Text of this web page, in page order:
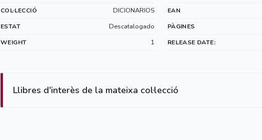
COL·LECCIÓ DICIONARIOS EAN
ESTAT Descatalogado PÀGINES
WEIGHT 1 RELEASE DATE:
Llibres d'interès de la mateixa col·lecció